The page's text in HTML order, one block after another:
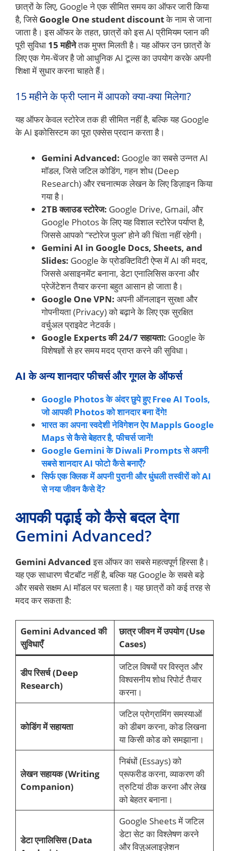
छात्रों के लिए, Google ने एक सीमित समय का ऑफर जारी किया
है, जिसेGoogle One student discountके नाम से जाना
जाता है। इस ऑफर के तहत, छात्रों को इस AI प्रीमियम प्लान की
पूरी सुविधा 15 महीनेतक मुफ्त मिलती है। यह ऑफर उन छात्रों के
लिए एक गेम-चेंजर है जो आधुनिक AI टूल्स का उपयोग करके अपनी
शिक्षा में सुधार करना चाहते हैं।
15 महीने के फ्री प्लान में आपको क्या-क्या मिलेगा?
यह ऑफर केवल स्टोरेज तक ही सीमित नहीं है, बल्कि यह Google
के AI इकोसिस्टम का पूरा एक्सेस प्रदान करता है।
Gemini Advanced: Google का सबसे उन्नत AI
मॉडल, जिसे जटिल कोडिंग, गहन शोध (Deep
Research) और रचनात्मक लेखन के लिए डिज़ाइन किया
गया है।
2TB क्लाउड स्टोरेज: Google Drive, Gmail, और
Google Photos के लिए यह विशाल स्टोरेज पर्याप्त है,
जिससे आपको “स्टोरेज फुल” होने की चिंता नहीं रहेगी।
Gemini AI in Google Docs, Sheets, and
Slides: Google के प्रोडक्टिविटी ऐप्स में AI की मदद,
जिससे असाइनमेंट बनाना, डेटा एनालिसिस करना और
प्रेजेंटेशन तैयार करना बहुत आसान हो जाता है।
Google One VPN: अपनी ऑनलाइन सुरक्षा और
गोपनीयता (Privacy) को बढ़ाने के लिए एक सुरक्षित
वर्चुअल प्राइवेट नेटवर्क।
Google Experts की 24/7 सहायता: Google के
विशेषज्ञों से हर समय मदद प्राप्त करने की सुविधा।
AI के अन्य शानदार फीचर्स और गूगल के ऑफर्स
Google Photos के अंदर छुपे हुए Free AI Tools,
जो आपकी Photos को शानदार बना देंगे!
भारत का अपना स्वदेशी नेविगेशन ऐप Mappls Google
Maps से कैसे बेहतर है, फीचर्स जानें!
Google Gemini के Diwali Prompts से अपनी
सबसे शानदार AI फोटो कैसे बनाएँ?
सिर्फ एक क्लिक में अपनी पुरानी और धुंधली तस्वीरों को AI
से नया जीवन कैसे दें?
आपकी पढ़ाई को कैसे बदल देगा
Gemini Advanced?
Gemini Advancedइस ऑफर का सबसे महत्वपूर्ण हिस्सा है।
यह एक साधारण चैटबॉट नहीं है, बल्कि यह Google के सबसे बड़े
और सबसे सक्षम AI मॉडल पर चलता है। यह छात्रों को कई तरह से
मदद कर सकता है:
Gemini Advanced की
सुविधाएँ
छात्र जीवन में उपयोग (Use
Cases)
डीप रिसर्च (Deep
Research)
जटिल विषयों पर विस्तृत और
विश्वसनीय शोध रिपोर्ट तैयार
करना।
कोडिंग में सहायता
जटिल प्रोग्रामिंग समस्याओं
को डीबग करना, कोड लिखना
या किसी कोड को समझाना।
लेखन सहायक (Writing
Companion)
निबंधों (Essays) को
प्रूफरीड करना, व्याकरण की
त्रुटियां ठीक करना और लेख
को बेहतर बनाना।
डेटा एनालिसिस (Data
Google Sheets में जटिल
डेटा सेट का विश्लेषण करने
और विज़ुअलाइज़ेशन